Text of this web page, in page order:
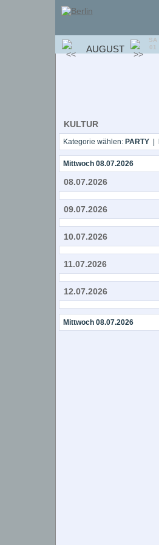
KULTUR
Kategorie wählen: PARTY|
Mittwoch 08.07.2026
08.07.2026
09.07.2026
10.07.2026
11.07.2026
12.07.2026
Mittwoch 08.07.2026
AUGUST
SA
01